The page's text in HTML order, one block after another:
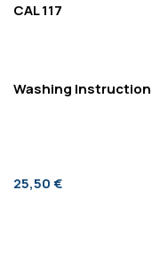
CAL 117
Washing
25,50 €